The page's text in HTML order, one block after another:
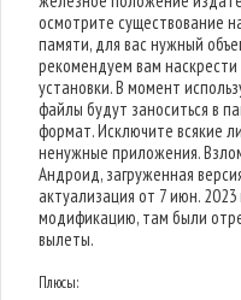
осмотрите существование
памяти, для вас нужный
рекомендуем вам
установки. В момент
файлы будут заноситься в
формат. Исключите всякие
ненужные приложения.
Андроид, загруженная
актуализация от 7 июн.
модификацию, там были
вылеты.
Плюсы: